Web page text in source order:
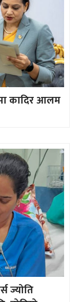
कादिर आलम
ज्योति